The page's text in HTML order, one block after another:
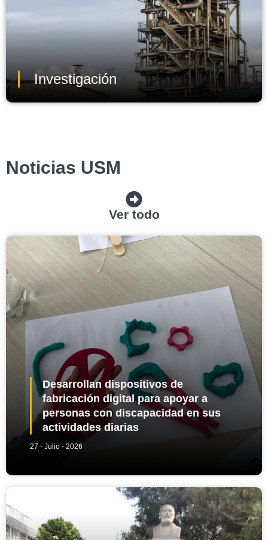
Investigación
Noticias USM
Ver todo
Desarrollan dispositivos de
fabricación digital para apoyar a
personas con discapacidad en sus
actividades diarias
27 - Julio - 2026